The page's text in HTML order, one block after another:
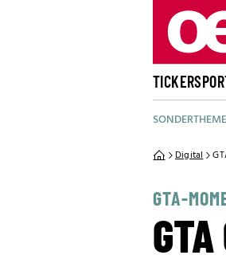
TICKER
Digital
GTA-